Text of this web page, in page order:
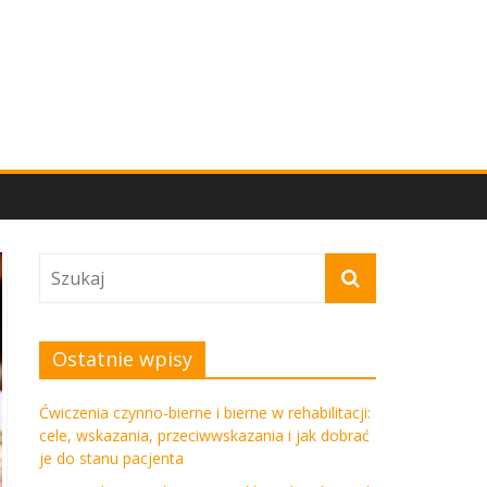
Ostatnie wpisy
Ćwiczenia czynno-bierne i bierne w rehabilitacji:
cele, wskazania, przeciwwskazania i jak dobrać
je do stanu pacjenta